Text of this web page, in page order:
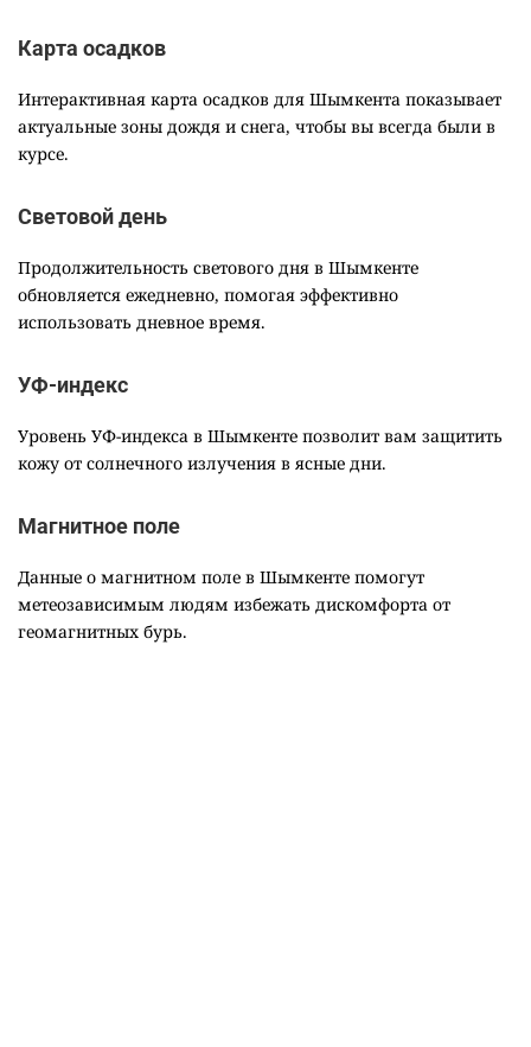
Карта осадков
Интерактивная карта осадков для Шымкента показывает
актуальные зоны дождя и снега, чтобы вы всегда были в
курсе.
Световой день
Продолжительность светового дня в Шымкенте
обновляется ежедневно, помогая эффективно
использовать дневное время.
УФ-индекс
Уровень УФ-индекса в Шымкенте позволит вам защитить
кожу от солнечного излучения в ясные дни.
Магнитное поле
Данные о магнитном поле в Шымкенте помогут
метеозависимым людям избежать дискомфорта от
геомагнитных бурь.